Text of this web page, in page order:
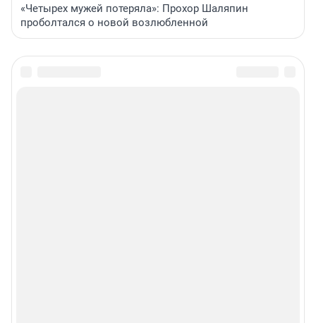
«Четырех мужей потеряла»: Прохор Шаляпин
проболтался о новой возлюбленной